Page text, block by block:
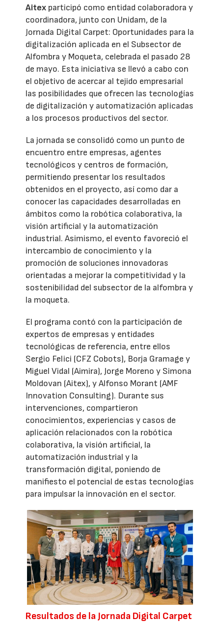
Aitex participó como entidad colaboradora y
coordinadora, junto con Unidam, de la
Jornada Digital Carpet: Oportunidades para la
digitalización aplicada en el Subsector de
Alfombra y Moqueta, celebrada el pasado 28
de mayo. Esta iniciativa se llevó a cabo con
el objetivo de acercar al tejido empresarial
las posibilidades que ofrecen las tecnologías
de digitalización y automatización aplicadas
a los procesos productivos del sector.
La jornada se consolidó como un punto de
encuentro entre empresas, agentes
tecnológicos y centros de formación,
permitiendo presentar los resultados
obtenidos en el proyecto, así como dar a
conocer las capacidades desarrolladas en
ámbitos como la robótica colaborativa, la
visión artificial y la automatización
industrial. Asimismo, el evento favoreció el
intercambio de conocimiento y la
promoción de soluciones innovadoras
orientadas a mejorar la competitividad y la
sostenibilidad del subsector de la alfombra y
la moqueta.
El programa contó con la participación de
expertos de empresas y entidades
tecnológicas de referencia, entre ellos
Sergio Felici (CFZ Cobots), Borja Gramage y
Miguel Vidal (Aimira), Jorge Moreno y Simona
Moldovan (Aitex), y Alfonso Morant (AMF
Innovation Consulting). Durante sus
intervenciones, compartieron
conocimientos, experiencias y casos de
aplicación relacionados con la robótica
colaborativa, la visión artificial, la
automatización industrial y la
transformación digital, poniendo de
manifiesto el potencial de estas tecnologías
para impulsar la innovación en el sector.
Resultados de la Jornada Digital Carpet